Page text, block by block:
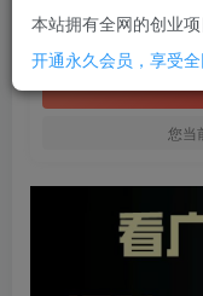
SVIP全站会员 免
您当
本站拥有全网的创业
开通永久会员，享受